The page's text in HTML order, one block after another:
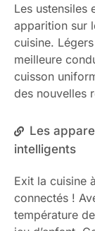
Les ustensiles
apparition sur
cuisine.
meilleure
cuisson
des nouvelles
Les
intelligents
Exit la cuisine
connectés !
température